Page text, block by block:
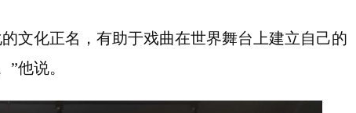
文化正名，有助于戏曲在世界舞台上建立自己的
他说。